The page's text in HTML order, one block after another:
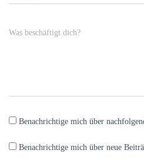
Was beschäftigt dich?
Benachrichtige mich über
Benachrichtige mich über neue